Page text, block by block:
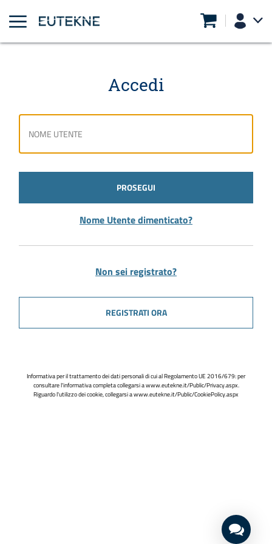
Accedi
PROSEGUI
Nome Utente dimenticato?
Non sei registrato?
REGISTRATI ORA
Informativa per il trattamento dei dati personali di cui al Regolamento UE 2016/679: per
consultare l'informativa completa collegarsi awww.eutekne.it/Public/Privacy.aspx.
Riguardo l'utilizzo dei cookie, collegarsi awww.eutekne.it/Public/CookiePolicy.aspx